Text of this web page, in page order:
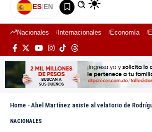
ES|EN
Nacionales Internacionales Economía
Home - Abel Martínez asiste al velatorio de Rodríguez Marchena y reacciona a
NACIONALES